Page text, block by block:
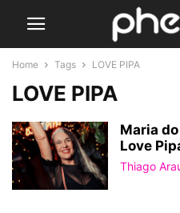
Home Tags LOVE PIPA
LOVE PIPA
Maria
Love
Thiago